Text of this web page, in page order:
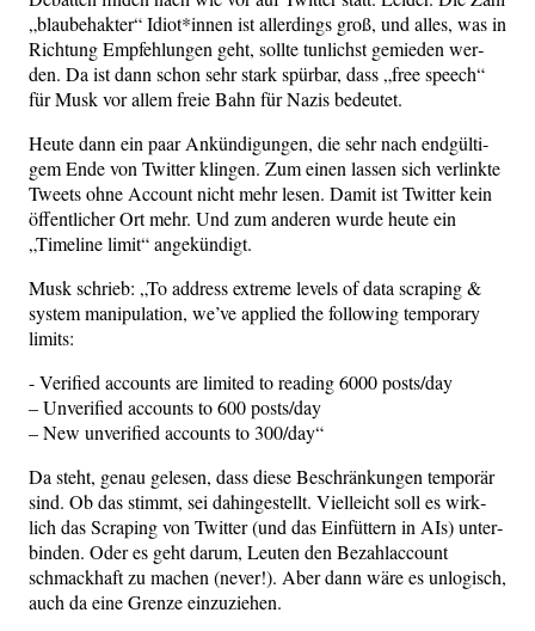
„blau­be­hak­ter“ Idiot*innen ist aller­dings groß, und alles, was in
Rich­tung Emp­feh­lun­gen geht, soll­te tun­lichst gemie­den wer­
den. Da ist dann schon sehr stark spür­bar, dass „free speech“
für Musk vor allem freie Bahn für Nazis bedeutet.
Heu­te dann ein paar Ankün­di­gun­gen, die sehr nach end­gül­ti­
gem Ende von Twit­ter klin­gen. Zum einen las­sen sich ver­link­te
Tweets ohne Account nicht mehr lesen. Damit ist Twit­ter kein
öffent­li­cher Ort mehr. Und zum ande­ren wur­de heu­te ein
„Time­line limit“ angekündigt.
Musk schrieb: „To address extre­me levels of data scra­ping &
sys­tem mani­pu­la­ti­on, we’­ve appli­ed the fol­lo­wing tem­po­ra­ry
limits:
- Veri­fied accounts are limi­t­ed to rea­ding 6000 posts/day
– Unve­ri­fied accounts to 600 posts/day
– New unve­ri­fied accounts to 300/day“
Da steht, genau gele­sen, dass die­se Beschrän­kun­gen tem­po­rär
sind. Ob das stimmt, sei dahin­ge­stellt. Viel­leicht soll es wirk­
lich das Scra­ping von Twit­ter (und das Ein­füt­tern in AIs) unter­
bin­den. Oder es geht dar­um, Leu­ten den Bezahl­ac­count
schmack­haft zu machen (never!). Aber dann wäre es unlo­gisch,
auch da eine Gren­ze einzuziehen.